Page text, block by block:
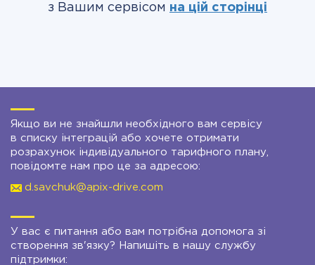
з Вашим сервісом на цій сторінці
Якщо ви не знайшли необхідного вам сервісу
в списку інтеграцій або хочете отримати
розрахунок індивідуального тарифного плану,
повідомте нам про це за адресою:
d.savchuk@apix-drive.com
У вас є питання або вам потрібна допомога зі
створення зв'язку? Напишіть в нашу службу
підтримки: